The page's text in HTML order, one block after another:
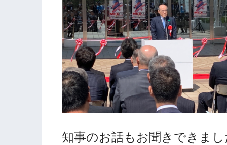
知事のお話もお聞きできま